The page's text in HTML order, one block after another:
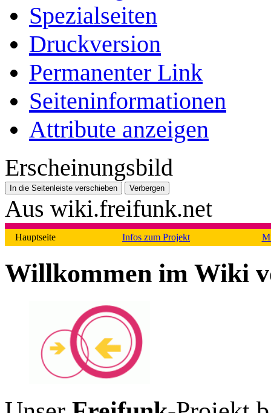
Spezialseiten
Druckversion
Permanenter Link
Seiten­­informationen
Attribute anzeigen
Erscheinungsbild
In die Seitenleiste verschieben Verbergen
Aus wiki.freifunk.net
Hauptseite Infos zum Projekt
Willkommen im Wiki